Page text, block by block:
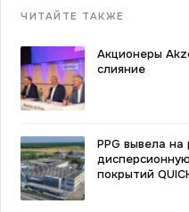
ЧИТАЙТЕ ТАКЖЕ
Акционеры
слияние
PPG вывела
покрытий